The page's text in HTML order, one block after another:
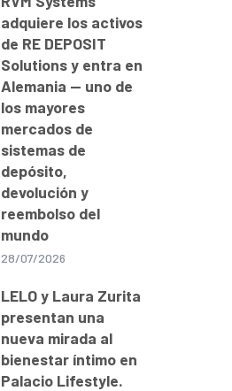
adquiere los activos
de RE DEPOSIT
Solutions y entra en
Alemania — uno de
los mayores
mercados de
sistemas de
depósito,
devolución y
reembolso del
mundo
28/07/2026
LELO y Laura Zurita
presentan una
nueva mirada al
bienestar íntimo en
Palacio Lifestyle.